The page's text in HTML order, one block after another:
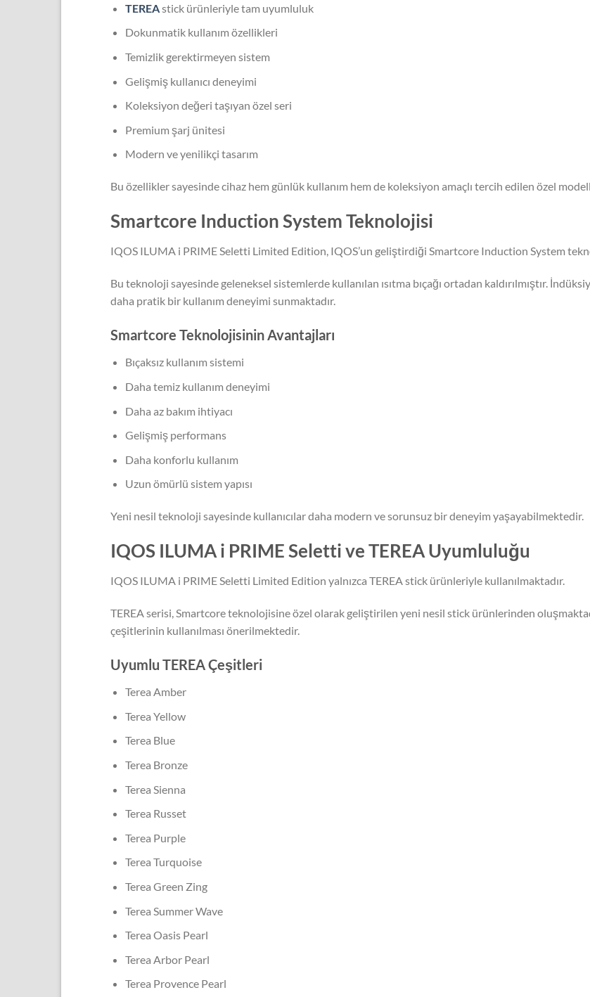
TEREAstick ürünleriyle tam uyumluluk
Dokunmatik kullanım özellikleri
Temizlik gerektirmeyen sistem
Gelişmiş kullanıcı deneyimi
Koleksiyon değeri taşıyan özel seri
Premium şarj ünitesi
Modern ve yenilikçi tasarım
Bu özellikler sayesinde cihaz hem günlük kullanım hem de koleksiyon amaçlı tercih edilen özel
Smartcore Induction System Teknolojisi
IQOS ILUMA i PRIME Seletti Limited Edition, IQOS’un geliştirdiği Smartcore Induction System
Bu teknoloji sayesinde geleneksel sistemlerde kullanılan ısıtma bıçağı ortadan kaldırılmıştır.
daha pratik bir kullanım deneyimi sunmaktadır.
Smartcore Teknolojisinin Avantajları
Bıçaksız kullanım sistemi
Daha temiz kullanım deneyimi
Daha az bakım ihtiyacı
Gelişmiş performans
Daha konforlu kullanım
Uzun ömürlü sistem yapısı
Yeni nesil teknoloji sayesinde kullanıcılar daha modern ve sorunsuz bir deneyim yaşayabilmektedir.
IQOS ILUMA i PRIME Seletti ve TEREA Uyumluluğu
IQOS ILUMA i PRIME Seletti Limited Edition yalnızca TEREA stick ürünleriyle kullanılmaktadır.
TEREA serisi, Smartcore teknolojisine özel olarak geliştirilen yeni nesil stick ürünlerinden
çeşitlerinin kullanılması önerilmektedir.
Uyumlu TEREA Çeşitleri
Terea Amber
Terea Yellow
Terea Blue
Terea Bronze
Terea Sienna
Terea Russet
Terea Purple
Terea Turquoise
Terea Green Zing
Terea Summer Wave
Terea Oasis Pearl
Terea Arbor Pearl
Terea Provence Pearl